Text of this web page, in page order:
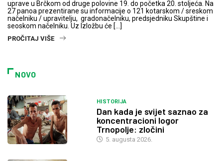
uprave u Brčkom od druge polovine 19. do početka 20. stoljeća. Na
27 panoa prezentirane su informacije o 121 kotarskom / sreskom
načelniku / upravitelju, gradonačelniku, predsjedniku Skupštine i
seoskom načelniku. Uz Izložbu će […]
PROČITAJ VIŠE
NOVO
HISTORIJA
Dan kada je svijet saznao za
koncentracioni logor
Trnopolje: zločini
5. augusta 2026.